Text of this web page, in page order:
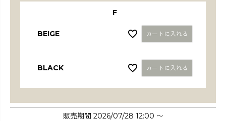
F
BEIGE カートに入れる
BLACK カートに入れる
販売期間 2026/07/28 12:00 〜